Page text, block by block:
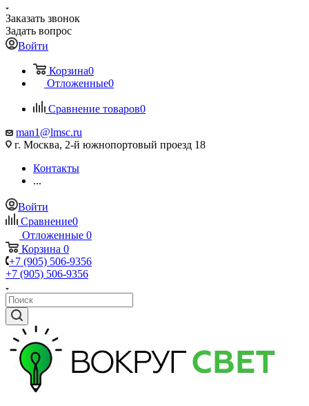
Заказать звонок
Задать вопрос
Войти
Корзина0
Отложенные0
Сравнение товаров0
man1@lmsc.ru
г. Москва, 2-й южнопортовый проезд 18
Контакты
...
Войти
Сравнение0
Отложенные 0
Корзина 0
+7 (905) 506-9356
+7 (905) 506-9356